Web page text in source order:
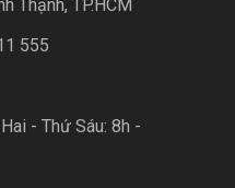
Thạnh, TP.HCM
555
- Thứ Sáu: 8h -